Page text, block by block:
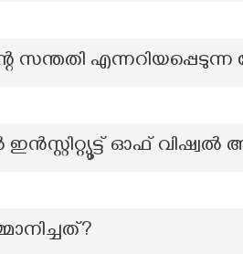
സന്തതി
ഓഫ് വിഷ്വൽ